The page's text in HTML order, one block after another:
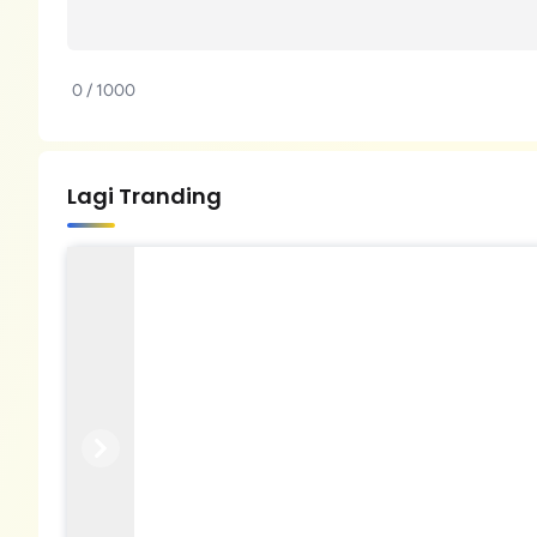
0 / 1000
Lagi Tranding